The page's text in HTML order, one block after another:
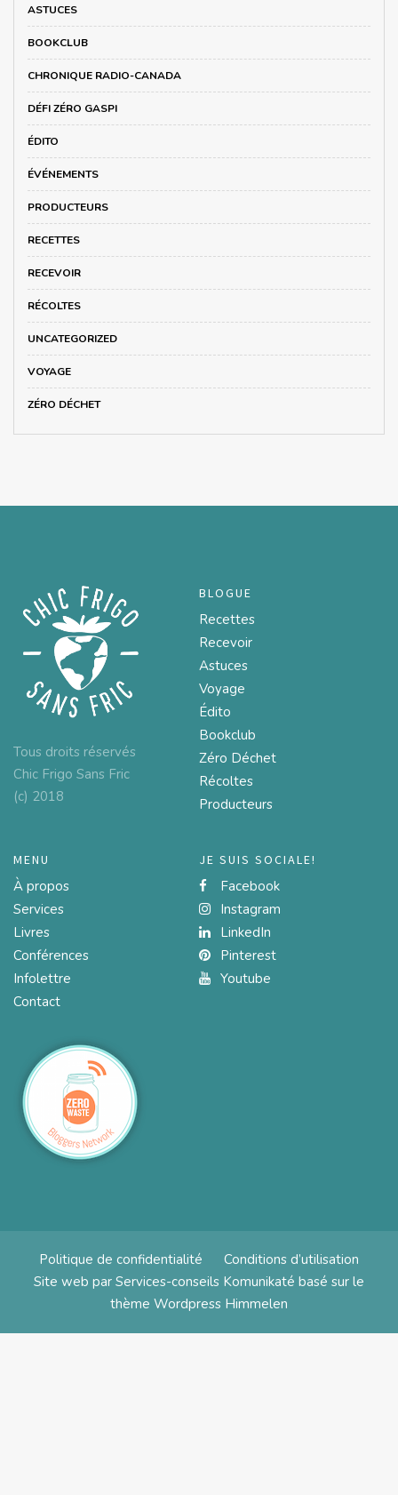
ASTUCES
BOOKCLUB
CHRONIQUE RADIO-CANADA
DÉFI ZÉRO GASPI
ÉDITO
ÉVÉNEMENTS
PRODUCTEURS
RECETTES
RECEVOIR
RÉCOLTES
UNCATEGORIZED
VOYAGE
ZÉRO DÉCHET
Tous droits réservés
Chic Frigo Sans Fric
(c) 2018
BLOGUE
Recettes
Recevoir
Astuces
Voyage
Édito
Bookclub
Zéro Déchet
Récoltes
Producteurs
MENU
À propos
Services
Livres
Conférences
Infolettre
Contact
JE SUIS SOCIALE!
Facebook
Instagram
LinkedIn
Pinterest
Youtube
Politique de confidentialité
Conditions d’utilisation
Site web par Services-conseils Komunikaté basé sur le
thème Wordpress Himmelen